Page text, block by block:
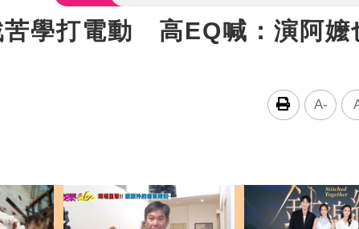
學打電動 高EQ喊：演阿嬤
A-